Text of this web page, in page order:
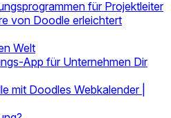
für Projektleiter
von Doodle erleichtert
Welt
App für Unternehmen Dir
mit Doodles Webkalender |